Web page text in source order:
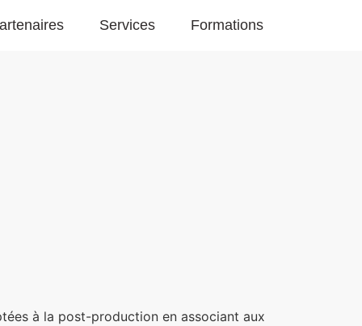
Services Formations
à la post-production en associant aux